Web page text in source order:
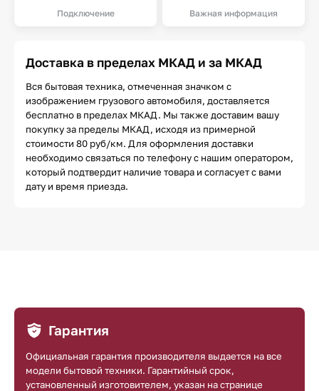
Подключение Важная информация
Доставка в пределах МКАД и за МКАД
Вся бытовая техника, отмеченная значком с
изображением грузового автомобиля, доставляется
бесплатно в пределах МКАД. Мы также доставим вашу
покупку за пределы МКАД, исходя из примерной
стоимости 80 руб/км. Для оформления доставки
необходимо связаться по телефону с нашим оператором,
который подтвердит наличие товара и согласует с вами
дату и время приезда.
Гарантия
Официальная гарантия производителя выдается на все
модели бытовой техники. Гарантийный срок,
установленный изготовителем, указан на странице